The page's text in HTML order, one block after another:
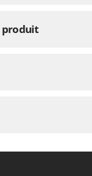
produit